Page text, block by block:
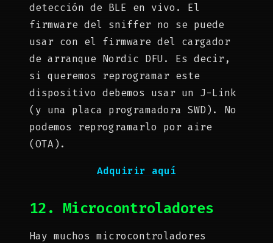
detección de BLE en vivo. El
firmware del sniffer no se puede
usar con el firmware del cargador
de arranque Nordic DFU. Es decir,
si queremos reprogramar este
dispositivo debemos usar un J-Link
(y una placa programadora SWD). No
podemos reprogramarlo por aire
(OTA).
Adquirir aquí
12. Microcontroladores
Hay muchos microcontroladores